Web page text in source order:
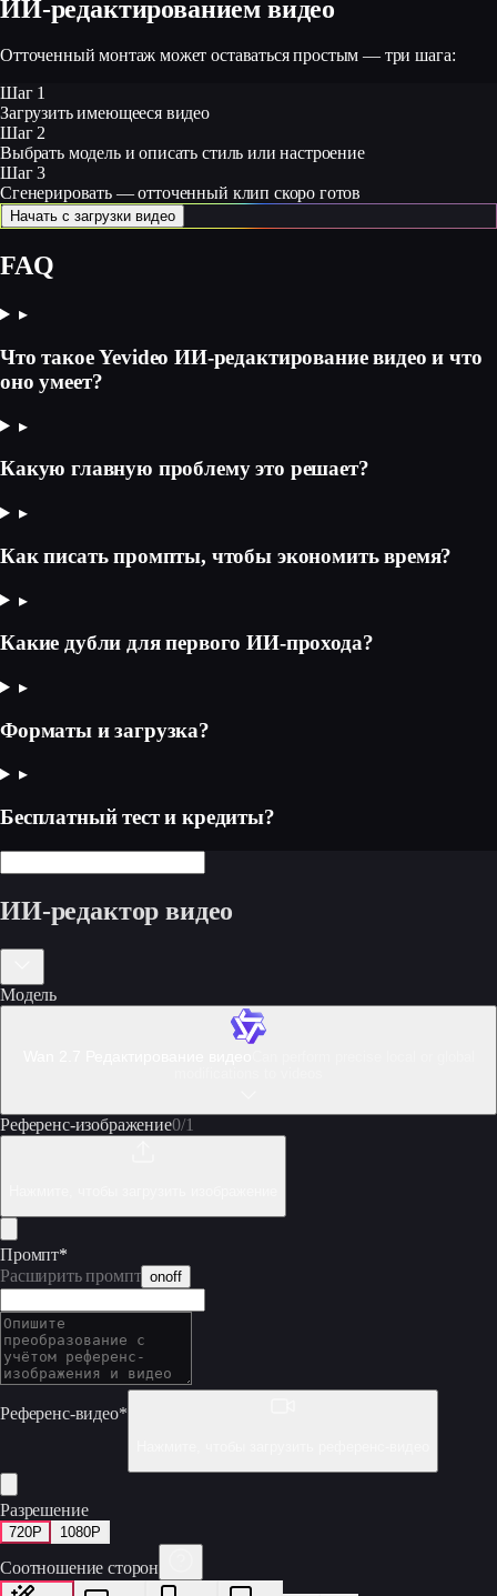
ИИ‑редактированием видео
Отточенный монтаж может оставаться простым — три шага:
Шаг 1
Загрузить имеющееся видео
Шаг 2
Выбрать модель и описать стиль или настроение
Шаг 3
Сгенерировать — отточенный клип скоро готов
Начать с загрузки видео
FAQ
▸
Что такое Yevideo ИИ‑редактирование видео и что
оно умеет?
▸
Какую главную проблему это решает?
▸
Как писать промпты, чтобы экономить время?
▸
Какие дубли для первого ИИ‑прохода?
▸
Форматы и загрузка?
▸
Бесплатный тест и кредиты?
ИИ-редактор видео
Модель
Референс-изображение0/1
Промпт*
Расширить промпт onoff
Референс-видео*
Разрешение
720P 1080P
Соотношение сторон